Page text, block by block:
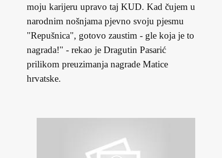
moju karijeru upravo taj KUD. Kad čujem u
narodnim nošnjama pjevno svoju pjesmu
"Repušnica", gotovo zaustim - gle koja je to
nagrada!" - rekao je Dragutin Pasarić
prilikom preuzimanja nagrade Matice
hrvatske.